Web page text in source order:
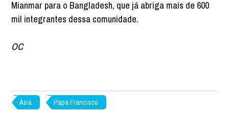
Mianmar para o Bangladesh, que já abriga mais de 600
mil integrantes dessa comunidade.
OC
Ásia Papa Francisco